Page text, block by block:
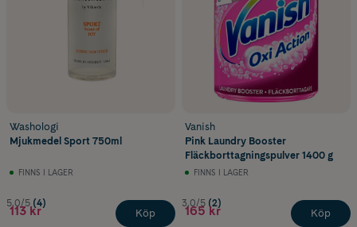
Washologi
Mjukmedel Sport 750ml
FINNS I LAGER
5.0/5 (4)
113 kr Köp
Vanish
Pink Laundry Booster
Fläckborttagningspulver 1400 g
FINNS I LAGER
3.0/5 (2)
165 kr Köp